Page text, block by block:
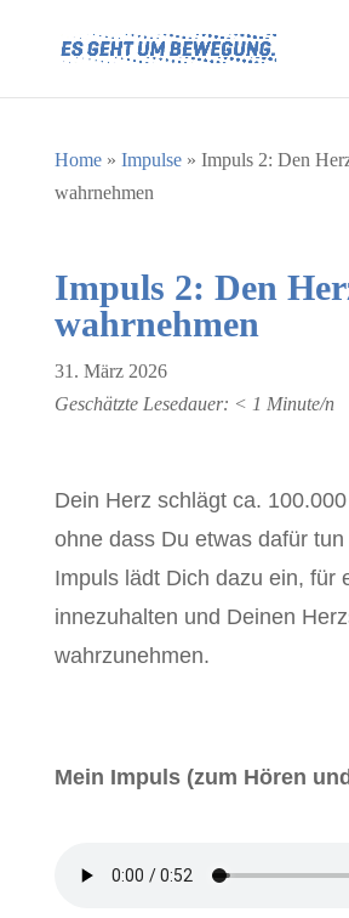
Home» Impulse» Impuls 2: Den
wahrnehmen
Impuls 2: Den
wahrnehmen
31. März 2026
Geschätzte Lesedauer: < 1 Minute/n
Dein Herz schlägt ca.
ohne dass Du etwas dafür
Impuls lädt Dich dazu ein, für
innezuhalten und Deinen
wahrzunehmen.
Mein Impuls (zum Hören